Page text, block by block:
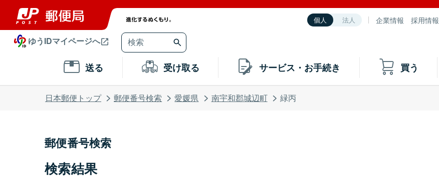
個人 法人 企業情報 採用情報
ゆうIDマイページへ
送る 受け取る サービス・お手続き 買う
日本郵便トップ 郵便番号検索 愛媛県 南宇和郡城辺町 緑丙
郵便番号検索
検索結果